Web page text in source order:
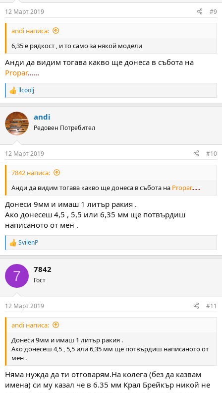
12 Март 2019 #9
andi написа:
6,35 е рядкост , и то само за някой модели
Анди да видим тогава какво ще донеса в събота на
Propar......
R
e
c
t
i
s
:
llcoolj
andi
Редовен Потребител
12 Март 2019 #10
7842 написа:
Анди да видим тогава какво ще донеса в събота на Propar......
Донеси 9мм и имаш 1 литър ракия .
Ако донесеш 4,5 , 5,5 или 6,35 мм ще потвърдиш
написаното от мен .
R
e
c
i
s
:
SvilenP
7 7842
Гост
12 Март 2019 #11
andi написа:
Донеси 9мм и имаш 1 литър ракия .
Ако донесеш 4,5 , 5,5 или 6,35 мм ще потвърдиш написаното от
мен .
Няма нужда да ти отговарям.На колега (без да казвам
имена) си му казал че в 6.35 мм Крал Брейкър никой не